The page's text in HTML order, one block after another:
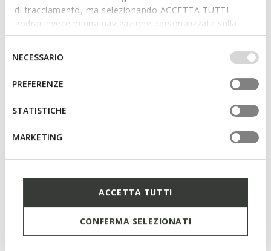
di tracciamento, ma selezionando ACCETTA TUTTI
godrai invece di una navigazione personalizzata sulla
base dei tuoi gusti ed interessi. Selezionando
IMPOSTAZIONI potrai anche scegliere quali cookies ed
altri strumenti di tracciamento autorizzare. Per maggiori
informazioni o per modificare in qualsiasi momento le
tue impostazioni, visita la nostra
consenso
NECESSARIO
PREFERENZE
STATISTICHE
MARKETING
ACCETTA TUTTI
CONFERMA SELEZIONATI
Questo prodotto è stato spesso reso per taglia grande. Si consiglia di
acquistare una taglia in meno.
Spedizione standard gratuita
in 1-3 giorni lavorativi
Reso gratuito entro 30 giorni dalla consegna
Scarpa uomo dal fascino formale, studiata appositamente